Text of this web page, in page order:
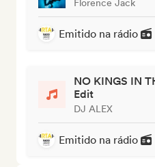
Florence Jack
Emitido na rádio
NO KINGS IN
Edit
DJ ALEX
Emitido na rádio